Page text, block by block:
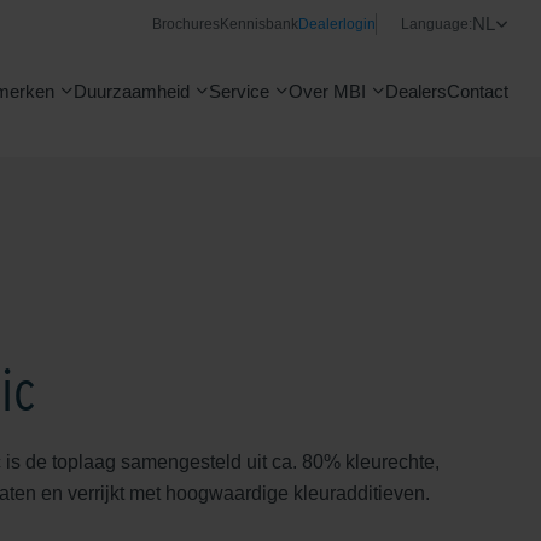
Brochures KennisbankDealerlogin Language:NL
Duurzaamheid Service Over MBI DealersContact
is de toplaag samengesteld uit ca. 80% kleurechte,
en verrijkt met hoogwaardige kleuradditieven.